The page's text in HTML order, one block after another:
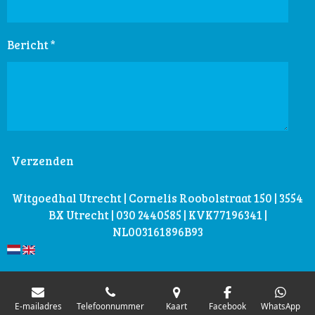
Bericht *
Verzenden
Witgoedhal Utrecht | Cornelis Roobolstraat 150 | 3554
BX Utrecht | 030 2440585 | KVK77196341 |
NL003161896B93
E-mailadres Telefoonnummer Kaart Facebook WhatsApp